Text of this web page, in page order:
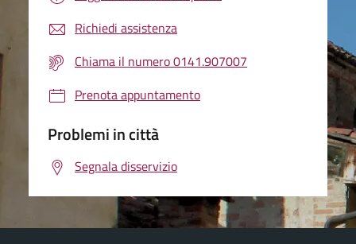
Richiedi assistenza
Chiama il numero 0141.907007
Prenota appuntamento
Problemi in città
Segnala disservizio